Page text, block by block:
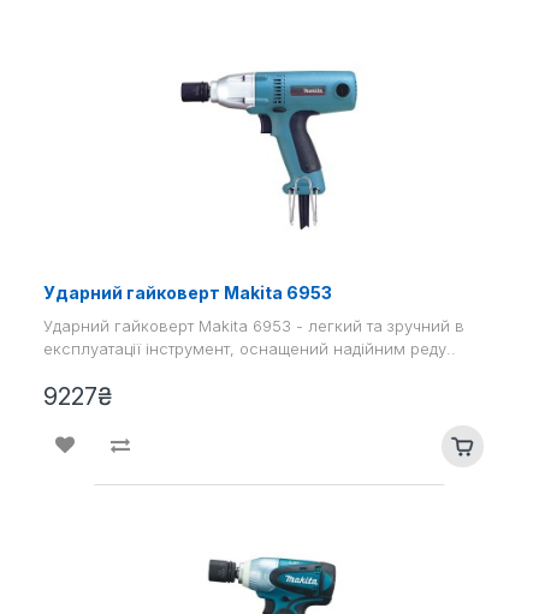
Ударний гайковерт Makita 6953
Ударний гайковерт Makita 6953 - легкий та зручний в
експлуатації інструмент, оснащений надійним реду..
9227₴